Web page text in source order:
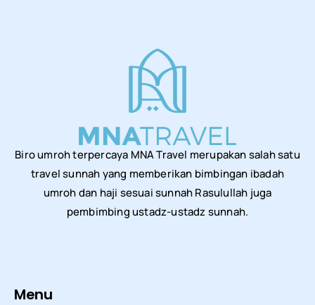
Biro umroh terpercaya MNA Travel merupakan salah satu
travel sunnah yang memberikan bimbingan ibadah
umroh dan haji sesuai sunnah Rasulullah juga
pembimbing ustadz-ustadz sunnah.
Menu